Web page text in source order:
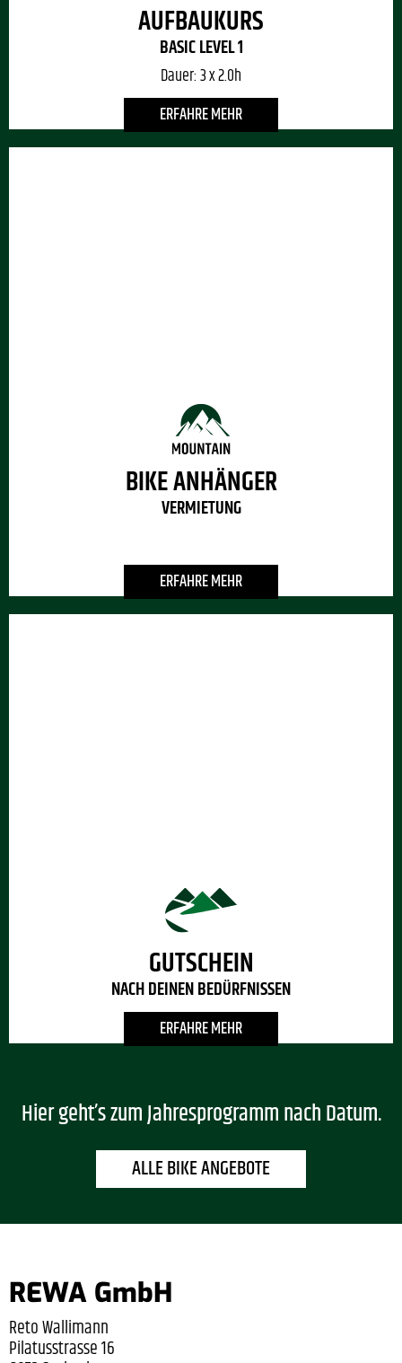
AUFBAUKURS
BASIC LEVEL 1
Dauer:3 x 2.0h
ERFAHRE MEHR
BIKE ANHÄNGER
VERMIETUNG
ERFAHRE MEHR
GUTSCHEIN
NACH DEINEN BEDÜRFNISSEN
ERFAHRE MEHR
Hier geht’s zum Jahresprogramm nach Datum.
ALLE BIKE ANGEBOTE
REWA GmbH
Reto Wallimann
Pilatusstrasse 16